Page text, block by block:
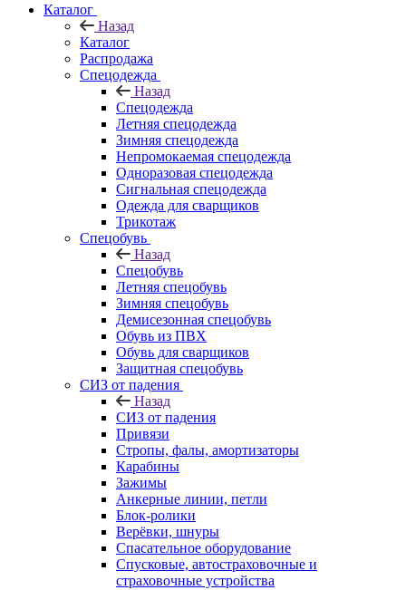
Каталог
Назад
Каталог
Распродажа
Спецодежда
Назад
Спецодежда
Летняя спецодежда
Зимняя спецодежда
Непромокаемая спецодежда
Одноразовая спецодежда
Сигнальная спецодежда
Одежда для сварщиков
Трикотаж
Спецобувь
Назад
Спецобувь
Летняя спецобувь
Зимняя спецобувь
Демисезонная спецобувь
Обувь из ПВХ
Обувь для сварщиков
Защитная спецобувь
СИЗ от падения
Назад
СИЗ от падения
Привязи
Стропы, фалы, амортизаторы
Карабины
Зажимы
Анкерные линии, петли
Блок-ролики
Верёвки, шнуры
Спасательное оборудование
Спусковые, автостраховочные и
страховочные устройства